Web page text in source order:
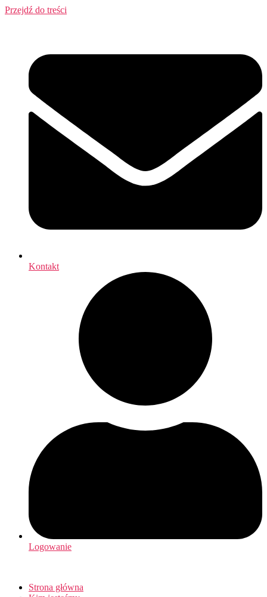
Przejdź do treści
Kontakt
Logowanie
Strona główna